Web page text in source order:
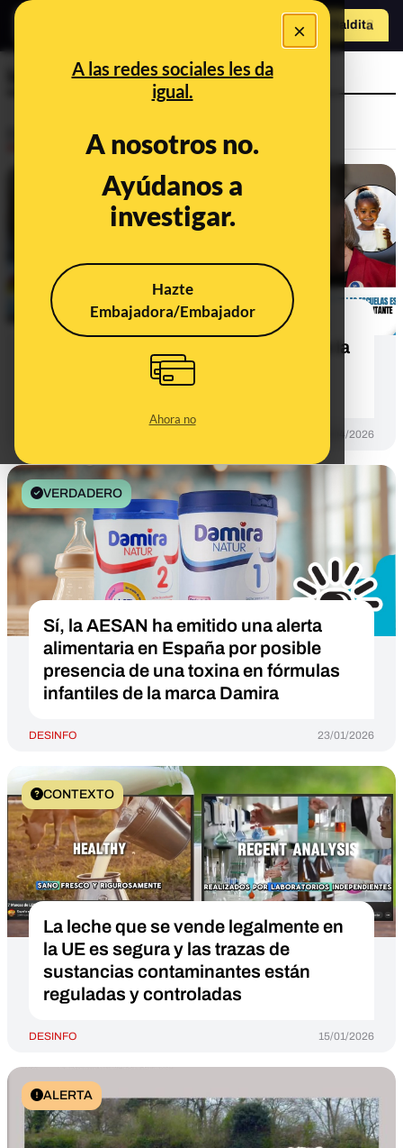
×
A las redes sociales les da
igual.
A nosotros no.
Ayúdanos a
investigar.
Hazte
Embajadora/Embajador
Ahora no
Hazte Maldito
No, la representante demócrata de
Oregon, Maxine Dexter, no dijo que la
"leche blanca en las escuelas es
16/04/2026
VERDADERO
Sí, la AESAN ha emitido una alerta
alimentaria en España por posible
presencia de una toxina en fórmulas
infantiles de la marca Damira
DESINFO 23/01/2026
CONTEXTO
La leche que se vende legalmente en
la UE es segura y las trazas de
sustancias contaminantes están
reguladas y controladas
DESINFO 15/01/2026
ALERTA